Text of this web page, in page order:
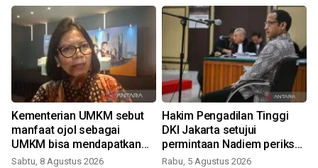
Kementerian UMKM sebut
manfaat ojol sebagai
UMKM bisa mendapatkan
KUR
Sabtu, 8 Agustus 2026
Hakim Pengadilan Tinggi
DKI Jakarta setujui
permintaan Nadiem periksa
saksi tambahan
Rabu, 5 Agustus 2026